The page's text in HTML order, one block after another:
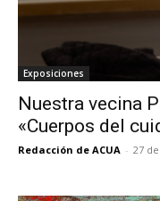
Exposiciones
Nuestra vecina
«Cuerpos del
Redacción de ACUA - 27